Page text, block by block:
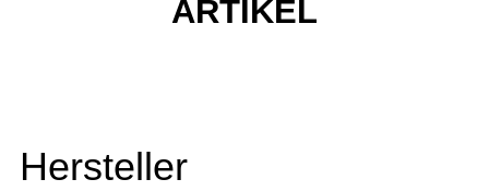
ARTIKEL
Hersteller